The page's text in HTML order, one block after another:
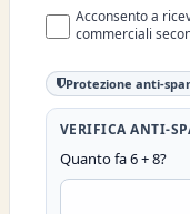
Acconsento a
commerciali
Protezione anti-
VERIFICA ANTI-
Quanto fa 6 + 8?